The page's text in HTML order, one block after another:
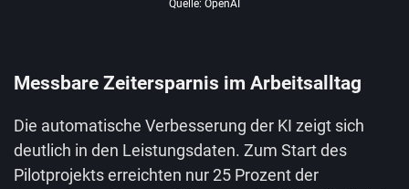
Quelle: OpenAI
Messbare Zeitersparnis im Arbeitsalltag
Die automatische Verbesserung der KI zeigt sich
deutlich in den Leistungsdaten. Zum Start des
Pilotprojekts erreichten nur 25 Prozent der